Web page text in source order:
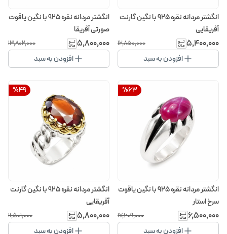
انگشتر مردانه نقره 925 با نگین گارنت
آفریقایی
۵٬۴۰۰٬۰۰۰ ۱۲٬۸۵۰٬۰۰۰
افزودن به سبد
انگشتر مردانه نقره 925 با نگین یاقوت
صورتی آفریقا
۵٬۸۰۰٬۰۰۰ ۱۳٬۸۰۲٬۰۰۰
افزودن به سبد
%63
انگشتر مردانه نقره 925 با نگین یاقوت
سرخ استار
۶٬۵۰۰٬۰۰۰ ۱۷٬۶۰۹٬۰۰۰
افزودن به سبد
%49
انگشتر مردانه نقره 925 با نگین گارنت
آفریقایی
۵٬۸۰۰٬۰۰۰ ۱۱٬۵۰۱٬۰۰۰
افزودن به سبد